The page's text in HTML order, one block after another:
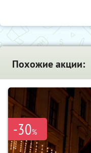
Похожие акции:
-30%